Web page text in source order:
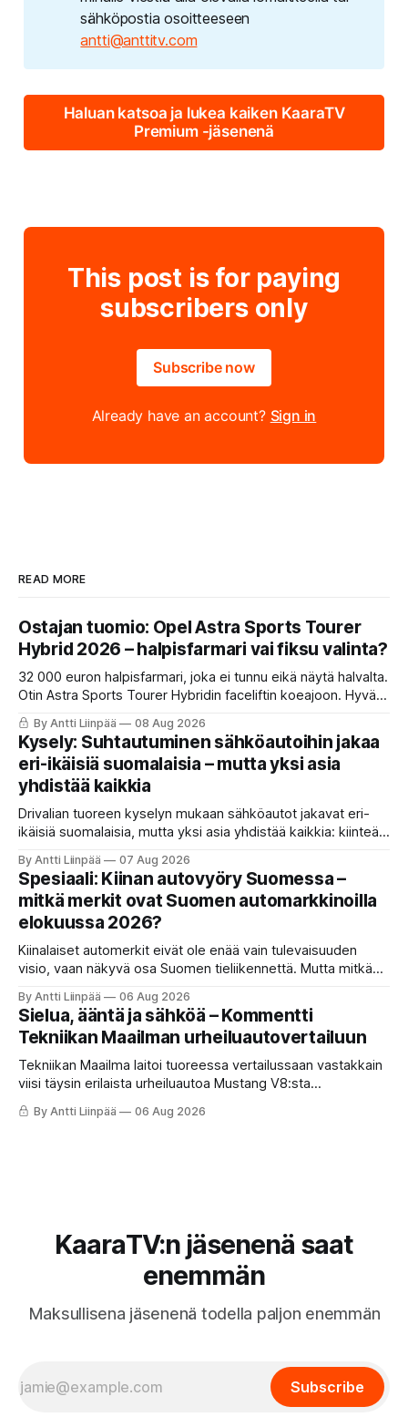
sähköpostia osoitteeseen
antti@anttitv.com
Haluan katsoa ja lukea kaiken KaaraTV
Premium -jäsenenä
This post is for paying
subscribers only
Subscribe now
Already have an account? Sign in
READ MORE
Ostajan tuomio: Opel Astra Sports Tourer
Hybrid 2026 – halpisfarmari vai fiksu valinta?
32 000 euron halpisfarmari, joka ei tunnu eikä näytä halvalta.
Otin Astra Sports Tourer Hybridin faceliftin koeajoon. Hyvä
Mutta ne viiveet ja se nykiminen? Katso ja lue koko tuomio.
By Antti Liinpää 08 Aug 2026
Kysely: Suhtautuminen sähköautoihin jakaa
eri-ikäisiä suomalaisia – mutta yksi asia
yhdistää kaikkia
Drivalian tuoreen kyselyn mukaan sähköautot jakavat eri-
ikäisiä suomalaisia, mutta yksi asia yhdistää kaikkia: kiinteät
valittaessa.
By Antti Liinpää 07 Aug 2026
Spesiaali: Kiinan autovyöry Suomessa –
mitkä merkit ovat Suomen automarkkinoilla
elokuussa 2026?
Kiinalaiset automerkit eivät ole enää vain tulevaisuuden
visio, vaan näkyvä osa Suomen tieliikennettä. Mutta mitkä
pakettiautoihin ja mitä syksyn 2026 uutuuksilta sopii
odottaa? Katso kattava katsaus maamme tarjontaan ja
ostajan tärkeimpiin vinkkeihin!
By Antti Liinpää 06 Aug 2026
Sielua, ääntä ja sähköä – Kommentti
Tekniikan Maailman urheiluautovertailuun
Tekniikan Maailma laitoi tuoreessa vertailussaan vastakkain
viisi täysin erilaista urheiluautoa Mustang V8:sta
käteen ja pani autot omaan paremmuusjärjestykseen
By Antti Liinpää 06 Aug 2026
KaaraTV:n jäsenenä saat
enemmän
Maksullisena jäsenenä todella paljon enemmän
Subscribe